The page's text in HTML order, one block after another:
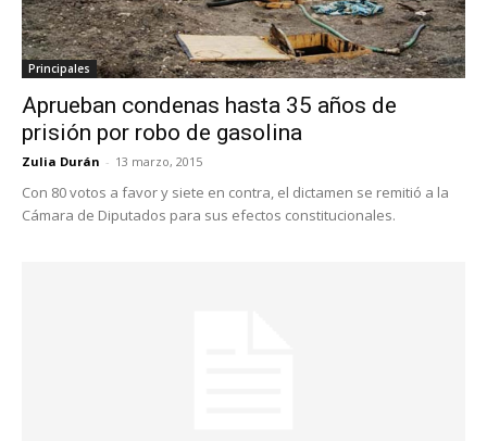
Principales
Aprueban condenas hasta 35 años de
prisión por robo de gasolina
Zulia Durán - 13 marzo, 2015
Con 80 votos a favor y siete en contra, el dictamen se remitió a la
Cámara de Diputados para sus efectos constitucionales.